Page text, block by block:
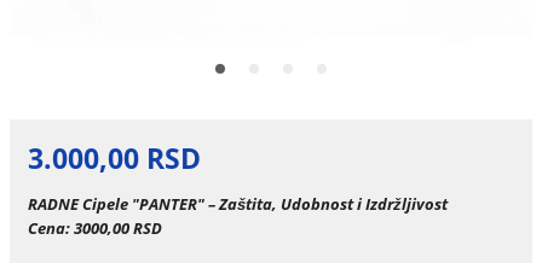
3.000,00 RSD
RADNE Cipele "PANTER" – Zaštita, Udobnost i Izdržljivost
Cena: 3000,00 RSD